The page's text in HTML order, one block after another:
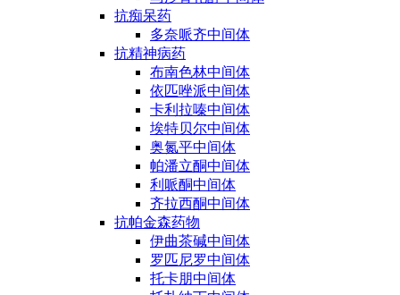
抗痴呆药
多奈哌齐中间体
抗精神病药
布南色林中间体
依匹唑派中间体
卡利拉嗪中间体
埃特贝尔中间体
奥氮平中间体
帕潘立酮中间体
利哌酮中间体
齐拉西酮中间体
抗帕金森药物
伊曲茶碱中间体
罗匹尼罗中间体
托卡朋中间体